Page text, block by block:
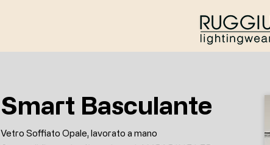
Smart Basculante
Vetro Soffiato Opale, lavorato a mano